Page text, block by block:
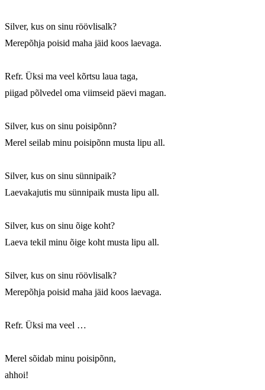
Silver, kus on sinu röövlisalk?
Merepõhja poisid maha jäid koos laevaga.
Refr. Üksi ma veel kõrtsu laua taga,
piigad põlvedel oma viimseid päevi magan.
Silver, kus on sinu poisipõnn?
Merel seilab minu poisipõnn musta lipu all.
Silver, kus on sinu sünnipaik?
Laevakajutis mu sünnipaik musta lipu all.
Silver, kus on sinu õige koht?
Laeva tekil minu õige koht musta lipu all.
Silver, kus on sinu röövlisalk?
Merepõhja poisid maha jäid koos laevaga.
Refr. Üksi ma veel …
Merel sõidab minu poisipõnn,
ahhoi!